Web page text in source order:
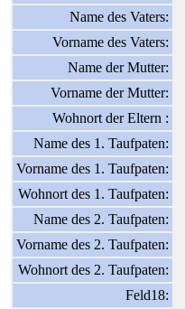
Name des Vaters:
Vorname des Vaters:
Name der Mutter:
Vorname der Mutter:
Wohnort der Eltern :
Name des 1. Taufpaten:
Vorname des 1. Taufpaten:
Wohnort des 1. Taufpaten:
Name des 2. Taufpaten:
Vorname des 2. Taufpaten:
Wohnort des 2. Taufpaten:
Feld18: